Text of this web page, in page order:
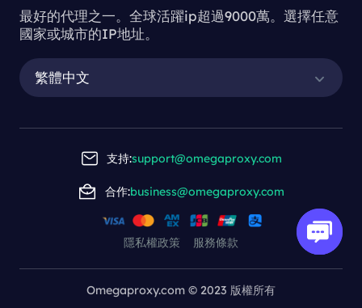
最好的代理之一。全球活躍ip超過9000萬。選擇任意
國家或城市的IP地址。
繁體中文
支持:support@omegaproxy.com
合作:business@omegaproxy.com
隱私權政策 服務條款
Omegaproxy.com © 2023 版權所有